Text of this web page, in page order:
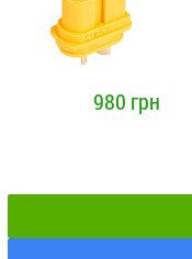
980 грн